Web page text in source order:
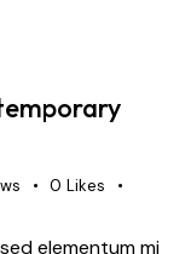
0 Likes
elementum mi